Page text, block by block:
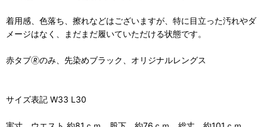
着用感、色落ち、擦れなどはございますが、特に目立った汚れやダ
メージはなく、まだまだ履いていただける状態です。
赤タブ🄬のみ、先染めブラック、オリジナルレングス
サイズ表記 W33 L30